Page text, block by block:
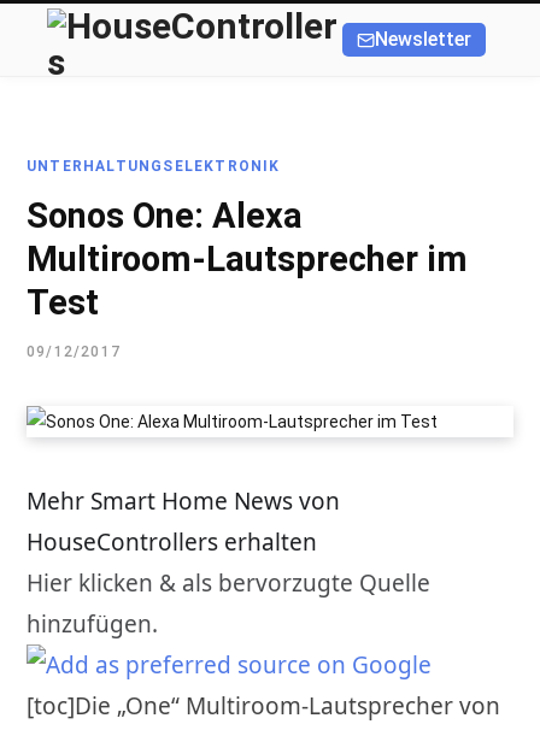
Newsletter
UNTERHALTUNGSELEKTRONIK
Sonos One: Alexa
Multiroom-Lautsprecher im
Test
09/12/2017
Mehr Smart Home News von
HouseControllers erhalten
Hier klicken & als bervorzugte Quelle
hinzufügen.
[toc]Die „One“ Multiroom-Lautsprecher von